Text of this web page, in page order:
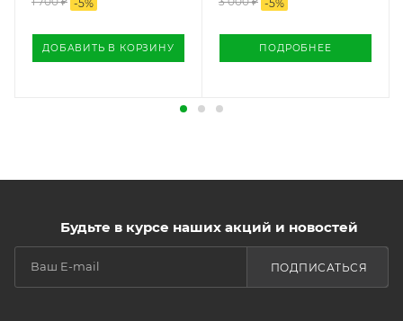
-5%
ДОБАВИТЬ В КОРЗИНУ
-5%
ПОДРОБНЕЕ
Будьте в курсе наших акций и новостей
ПОДПИСАТЬСЯ